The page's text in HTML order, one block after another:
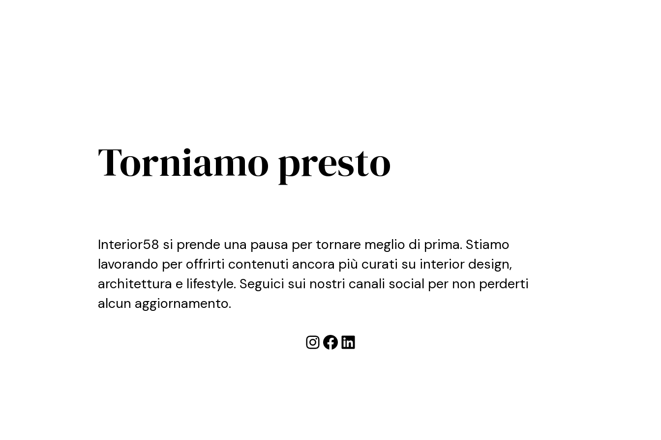
Torniamo presto
Interior58 si prende una pausa per tornare meglio di prima. Stiamo
lavorando per offrirti contenuti ancora più curati su interior design,
architettura e lifestyle. Seguici sui nostri canali social per non perderti
alcun aggiornamento.
Instagram
Facebook
LinkedIn